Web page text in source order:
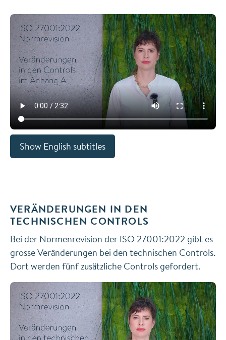
Show English subtitles
VERÄNDERUNGEN IN DEN
TECHNISCHEN CONTROLS
Bei der Normenrevision der ISO 27001:2022 gibt es
grosse Veränderungen bei den technischen Controls.
Dort werden fünf zusätzliche Controls gefordert.